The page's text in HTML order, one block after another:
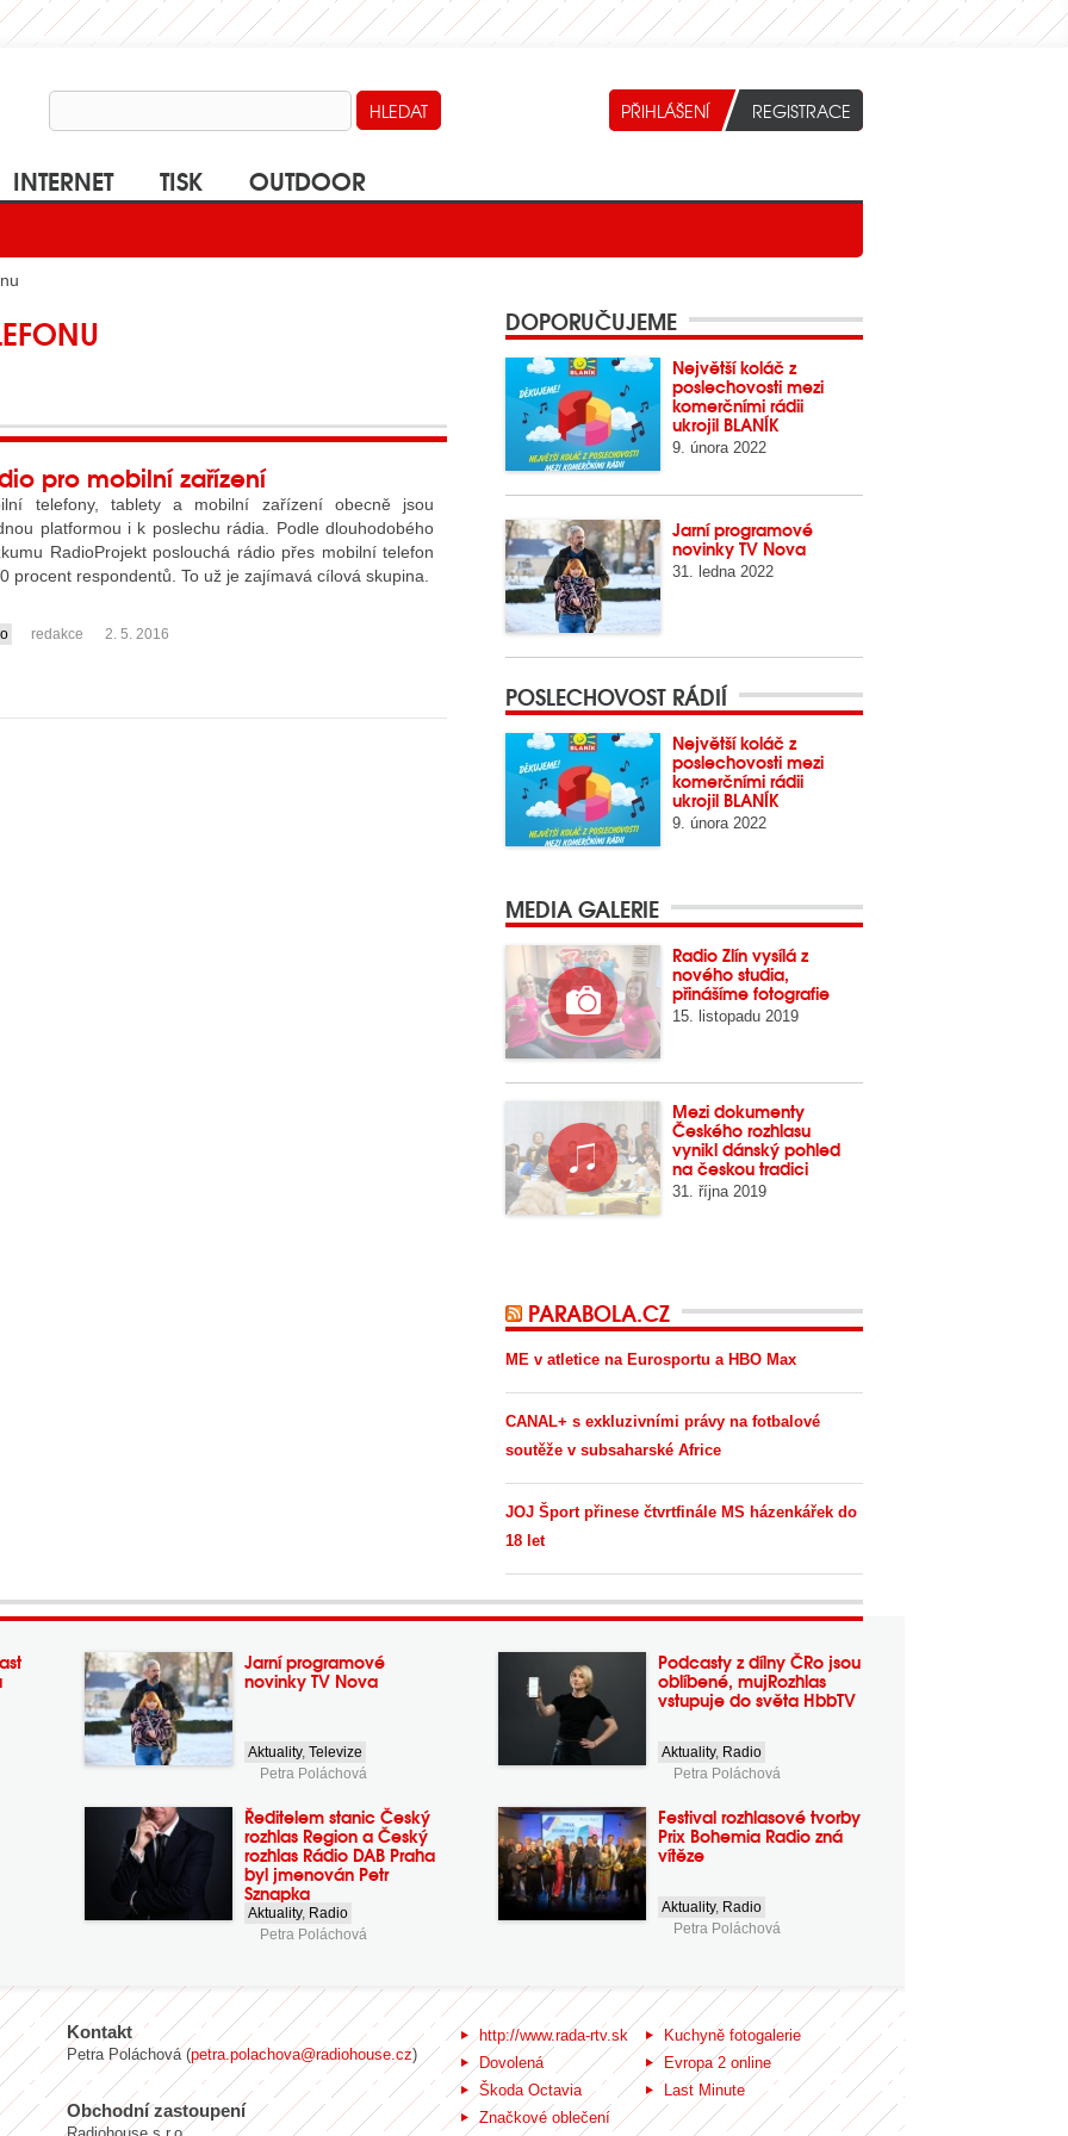
INTERNET TISK OUTDOOR
pro mobilní zařízení
telefony, tablety a mobilní zařízení obecně jsou
platformou i k poslechu rádia. Podle dlouhodobého
RadioProjekt poslouchá rádio přes mobilní telefon
procent respondentů. To už je zajímavá cílová skupina.
redakce 2. 5. 2016
DOPORUČUJEME
Největší koláč z
poslechovosti mezi
komerčními rádii
ukrojil BLANÍK
9. února 2022
Jarní programové
novinky TV Nova
31. ledna 2022
POSLECHOVOST RÁDIÍ
Největší koláč z
poslechovosti mezi
komerčními rádii
ukrojil BLANÍK
9. února 2022
MEDIA GALERIE
Radio Zlín vysílá z
nového studia,
přinášíme fotografie
15. listopadu 2019
Mezi dokumenty
Českého rozhlasu
vynikl dánský pohled
na českou tradici
31. října 2019
PARABOLA.CZ
ME v atletice na Eurosportu a HBO Max
CANAL+ s exkluzivními právy na fotbalové
soutěže v subsaharské Africe
JOJ Šport přinese čtvrtfinále MS házenkářek do
18 let
Jarní programové
novinky TV Nova
Aktuality,Televize
Petra Poláchová
Podcasty z dílny ČRo jsou
oblíbené, mujRozhlas
vstupuje do světa HbbTV
Aktuality, Radio
Petra Poláchová
Ředitelem stanic Český
rozhlas Region a Český
rozhlas Rádio DAB Praha
byl jmenován Petr
Sznapka
Aktuality, Radio
Petra Poláchová
Festival rozhlasové tvorby
Prix Bohemia Radio zná
vítěze
Aktuality, Radio
Petra Poláchová
Kontakt
Petra Poláchová (petra.polachova@radiohouse.cz)
Obchodní zastoupení
http://www.rada-rtv.sk
Kuchyně fotogalerie
Dovolená
Evropa 2 online
Škoda Octavia
Last Minute
Značkové oblečení